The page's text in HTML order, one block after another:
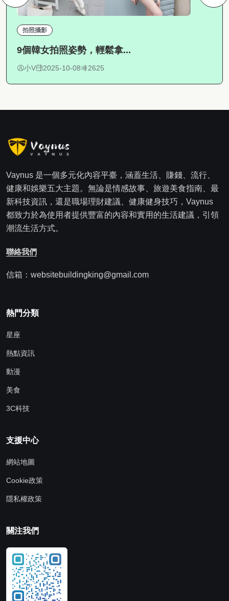
拍照攝影
9個韓女拍照姿勢，輕鬆拿...
小V 2025-10-08 2625
Vaynus 是一個多元化內容平臺，涵蓋生活、賺錢、流行、
健康和娛樂五大主題。無論是情感故事、旅遊美食指南、最
新科技資訊，還是職場理財建議、健康健身技巧，Vaynus
都致力於為使用者提供豐富的內容和實用的生活建議，引領
潮流生活方式。
聯絡我們
信箱：websitebuildingking@gmail.com
熱門分類
星座
熱點資訊
動漫
美食
3C科技
支援中心
網站地圖
Cookie政策
隱私權政策
關注我們